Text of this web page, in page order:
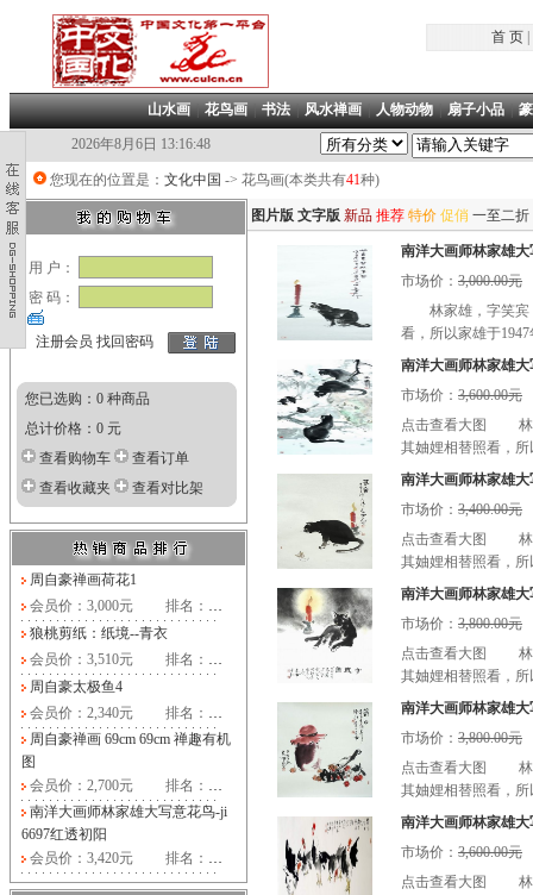
首 页|
山水画|花鸟画|书法|风水禅画|人物动物|扇子小品|
2026年8月6日 13:16:48
您现在的位置是： 文化中国 -> 花鸟画(本类共有41种)
用 户：
密 码：
注册会员 找回密码
您已选购：0 种商品
总计价格：0 元
查看购物车
查看订单
查看收藏夹
查看对比架
周自豪禅画荷花1
会员价：3,000元
排名： …
狼桃剪纸：纸境--青衣
会员价：3,510元
排名： …
周自豪太极鱼4
会员价：2,340元
排名： …
周自豪禅画 69cm 69cm 禅趣有机
图
会员价：2,700元
排名： …
南洋大画师林家雄大写意花鸟-ji
6697红透初阳
会员价：3,420元
排名： …
图片版 文字版 新品 推荐 特价 促俏 一至二折
南洋大画师林家雄大
市场价： 3,000.00元
林家雄，字笑宾，
看，所以家雄于
南洋大画师林家雄大
市场价： 3,600.00元
点击查看大图 林家
其妯娌相替照看，
南洋大画师林家雄大
市场价： 3,400.00元
点击查看大图 林家
其妯娌相替照看，
南洋大画师林家雄大
市场价： 3,800.00元
点击查看大图 林家
其妯娌相替照看，
南洋大画师林家雄大
市场价： 3,800.00元
点击查看大图 林家
其妯娌相替照看，
南洋大画师林家雄
市场价： 3,600.00元
点击查看大图 林家